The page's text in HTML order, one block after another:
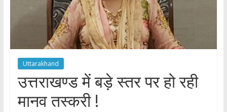
Uttarakhand
उत्तराखण्ड में बड़े स्तर पर हो रही
मानव तस्करी !